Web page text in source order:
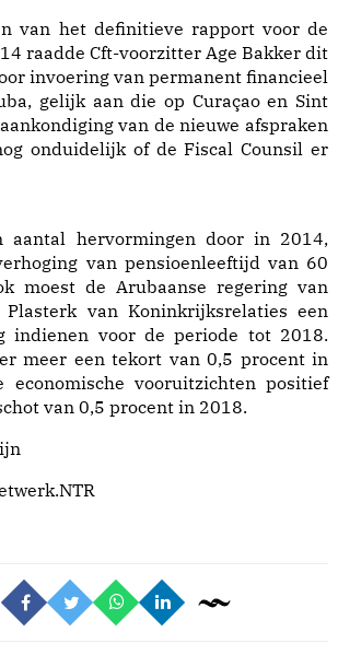
van het definitieve rapport voor de
raadde Cft-voorzitter Age Bakker dit
invoering van permanent financieel
gelijk aan die op Curaçao en Sint
van de nieuwe afspraken
onduidelijk of de Fiscal Counsil er
aantal hervormingen door in 2014,
van pensioenleeftijd van 60
moest de Arubaanse regering van
van Koninkrijksrelaties een
indienen voor de periode tot 2018.
meer een tekort van 0,5 procent in
economische vooruitzichten positief
van 0,5 procent in 2018.